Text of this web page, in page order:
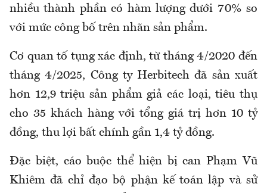
nhiều thành phần có hàm lượng dưới 70% so
với mức công bố trên nhãn sản phẩm.
Cơ quan tố tụng xác định, từ tháng 4/2020 đến
tháng 4/2025, Công ty Herbitech đã sản xuất
hơn 12,9 triệu sản phẩm giả các loại, tiêu thụ
cho 35 khách hàng với tổng giá trị hơn 10 tỷ
đồng, thu lợi bất chính gần 1,4 tỷ đồng.
Đặc biệt, cáo buộc thể hiện bị can Phạm Vũ
Khiêm đã chỉ đạo bộ phận kế toán lập và sử